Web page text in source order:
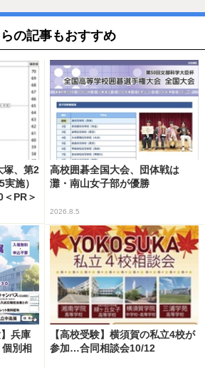
の記事もおすすめ
塚、第2
施）
PR＞
高校囲碁全国大会、団体戦は
灘・南山女子部が優勝
2026.8.5
兵庫
別相
【高校受験】横須賀の私立4校が
参加…合同相談会10/12